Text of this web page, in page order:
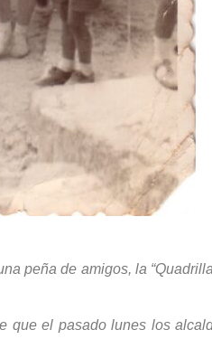
peña de amigos, la
que el pasado lunes los